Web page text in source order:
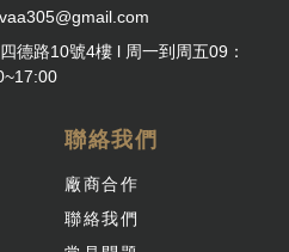
德路10號4樓 l 周一到周五09：
聯絡我們
廠商合作
聯絡我們